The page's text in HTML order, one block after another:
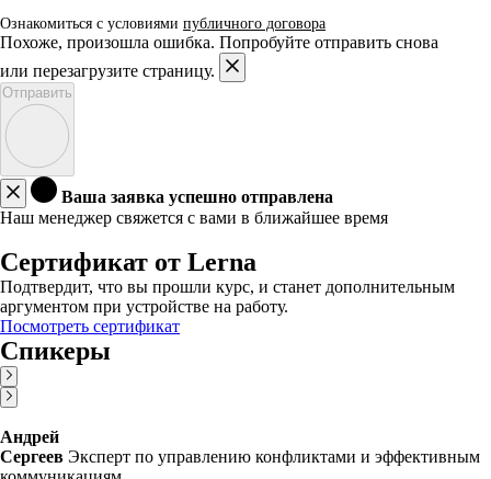
Ознакомиться с условиями публичного договора
Похоже, произошла ошибка. Попробуйте отправить снова
или перезагрузите страницу.
Отправить
Ваша заявка успешно отправлена
Наш менеджер свяжется с вами в ближайшее время
Сертификат от Lerna
Подтвердит, что вы прошли курс, и станет дополнительным
аргументом при устройстве на работу.
Посмотреть сертификат
Спикеры
Андрей
Сергеев Эксперт по управлению конфликтами и эффективным